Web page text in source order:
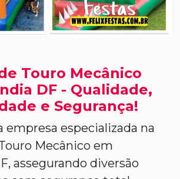
Touro Mecânico
DF - Qualidade,
e Segurança!
empresa especializada na
Mecânico em
assegurando diversão